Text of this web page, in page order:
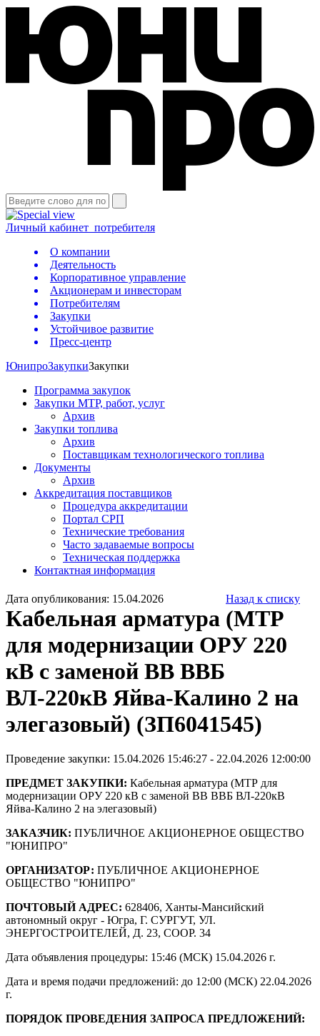
Личный кабинет потребителя
О компании
Деятельность
Корпоративное управление
Акционерам и инвесторам
Потребителям
Закупки
Устойчивое развитие
Пресс-центр
ЮнипроЗакупкиЗакупки
Программа закупок
Закупки МТР, работ, услуг
Архив
Закупки топлива
Архив
Поставщикам технологического топлива
Документы
Архив
Аккредитация поставщиков
Процедура аккредитации
Портал СРП
Технические требования
Часто задаваемые вопросы
Техническая поддержка
Контактная информация
Дата опубликования: 15.04.2026 Назад к списку
Кабельная арматура (МТР
для модернизации ОРУ 220
кВ с заменой ВВ ВВБ
ВЛ-220кВ Яйва-Калино 2 на
элегазовый) (ЗП6041545)
Проведение закупки: 15.04.2026 15:46:27 - 22.04.2026 12:00:00
ПРЕДМЕТ ЗАКУПКИ: Кабельная арматура (МТР для
модернизации ОРУ 220 кВ с заменой ВВ ВВБ ВЛ-220кВ
Яйва-Калино 2 на элегазовый)
ЗАКАЗЧИК: ПУБЛИЧНОЕ АКЦИОНЕРНОЕ ОБЩЕСТВО
"ЮНИПРО"
ОРГАНИЗАТОР: ПУБЛИЧНОЕ АКЦИОНЕРНОЕ
ОБЩЕСТВО "ЮНИПРО"
ПОЧТОВЫЙ АДРЕС: 628406, Ханты-Мансийский
автономный округ - Югра, Г. СУРГУТ, УЛ.
ЭНЕРГОСТРОИТЕЛЕЙ, Д. 23, СООР. 34
Дата объявления процедуры: 15:46 (МСК) 15.04.2026 г.
Дата и время подачи предложений: до 12:00 (МСК) 22.04.2026
г.
ПОРЯДОК ПРОВЕДЕНИЯ ЗАПРОСА ПРЕДЛОЖЕНИЙ: